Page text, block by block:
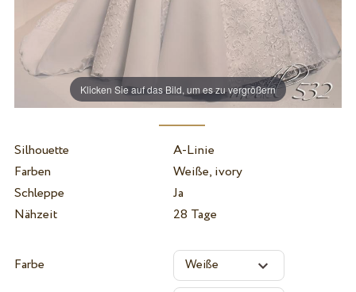
Klicken Sie auf das Bild, um es zu vergrößern
Silhouette
A-Linie
Farben
Weiße, ivory
Schleppe
Ja
Nähzeit
28 Tage
Farbe